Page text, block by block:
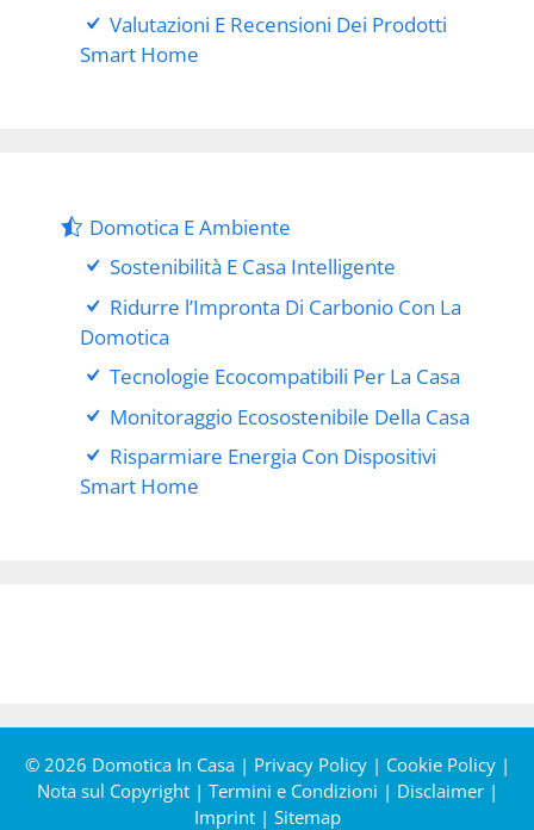
Valutazioni E Recensioni Dei Prodotti
Smart Home
Domotica E Ambiente
Sostenibilità E Casa Intelligente
Ridurre l’Impronta Di Carbonio Con La
Domotica
Tecnologie Ecocompatibili Per La Casa
Monitoraggio Ecosostenibile Della Casa
Risparmiare Energia Con Dispositivi
Smart Home
© 2026 Domotica In Casa | Privacy Policy| Cookie Policy|
Nota sul Copyright| Termini e Condizioni | Disclaimer|
Imprint| Sitemap